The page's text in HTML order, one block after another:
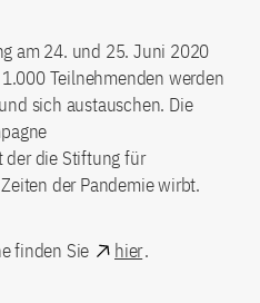
am 24. und 25. Juni 2020
Teilnehmenden werden
sich austauschen. Die
der die Stiftung für
der Pandemie wirbt.
finden Sie hier.